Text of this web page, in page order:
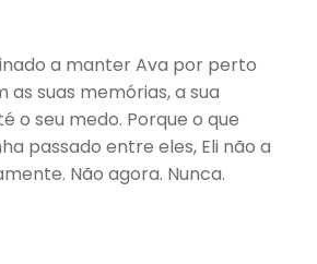
a manter Ava por perto
as suas memórias, a sua
o seu medo. Porque o que
passado entre eles, Eli não a
Não agora. Nunca.